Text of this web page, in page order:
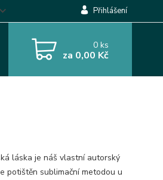
Přihlášení
0ks
za 0,00 Kč
láska je náš vlastní autorský
potištěn sublimační metodou u